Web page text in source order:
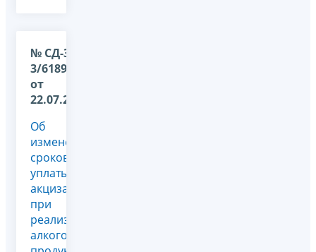
№ СД-36-
3/6189@
от
22.07.2026
Об
изменении
сроков
уплаты
акциза
при
реализации
алкогольной